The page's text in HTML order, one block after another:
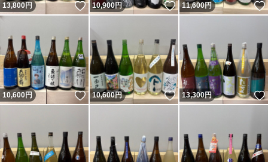
13,800円 いいね！
10,900円 いいね！
11,600円
10,600円 いいね！
10,600円 いいね！
13,300円